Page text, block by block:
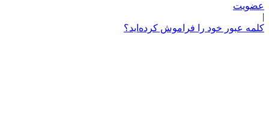
عضویت
|
کلمه عبور خود را فراموش کرده‌اید؟